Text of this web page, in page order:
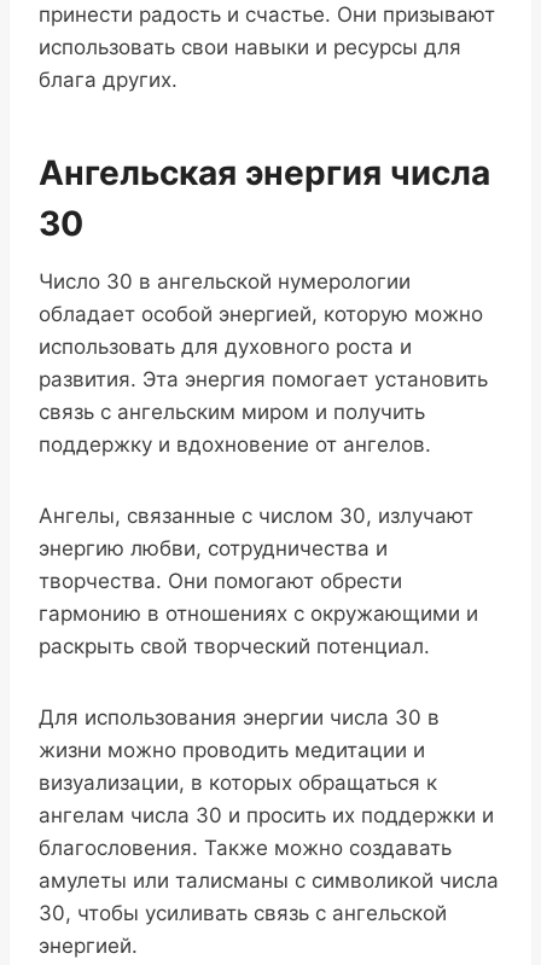
принести радость и счастье. Они призывают
использовать свои навыки и ресурсы для
блага других.
Ангельская энергия числа
30
Число 30 в ангельской нумерологии
обладает особой энергией, которую можно
использовать для духовного роста и
развития. Эта энергия помогает установить
связь с ангельским миром и получить
поддержку и вдохновение от ангелов.
Ангелы, связанные с числом 30, излучают
энергию любви, сотрудничества и
творчества. Они помогают обрести
гармонию в отношениях с окружающими и
раскрыть свой творческий потенциал.
Для использования энергии числа 30 в
жизни можно проводить медитации и
визуализации, в которых обращаться к
ангелам числа 30 и просить их поддержки и
благословения. Также можно создавать
амулеты или талисманы с символикой числа
30, чтобы усиливать связь с ангельской
энергией.